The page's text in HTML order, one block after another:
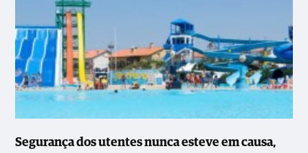
Segurança dos utentes nunca esteve em causa,